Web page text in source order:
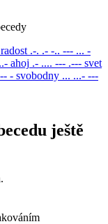
radost .-. .- -.. --- ... -
ahoj .- .... --- .--- svet
- svobodny ... ...- ---
ještě